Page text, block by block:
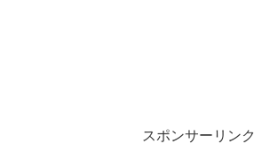
スポンサーリンク